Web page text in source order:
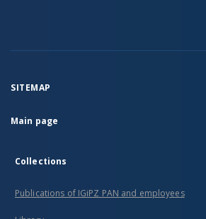
SITEMAP
Main page
Collections
Publications of IGiPZ PAN and employees